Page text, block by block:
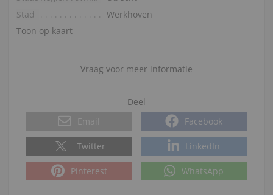
Stad
Werkhoven
Toon op kaart
Vraag voor meer informatie
Deel
Email
Facebook
Twitter LinkedIn
Pinterest WhatsApp